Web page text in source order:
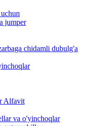
jumper
chidamli dubulg'a
Alfavit
va o'yinchoqlar